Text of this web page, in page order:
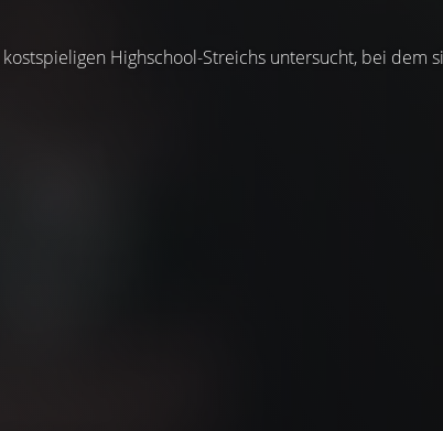
Highschool-Streichs untersucht, bei dem